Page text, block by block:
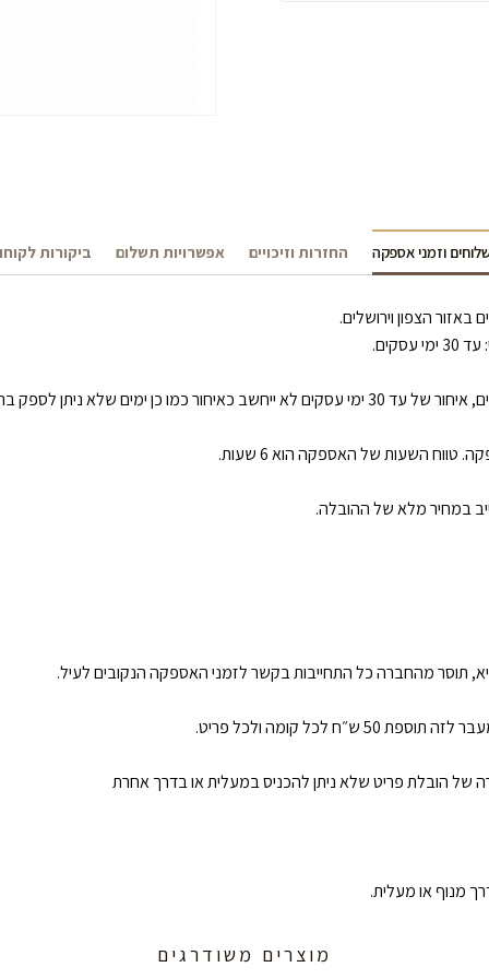
וזמני אספקה החזרות וזיכויים אפשרויות תשלום ביקורות
סגר/ מזג אוויר קיצוני/ שביתה).
השעות של האספקה הוא 6 שעות.
במחיר מלא של ההובלה.
תוסר מהחברה כל התחייבות בקשר לזמני האספקה הנקובים לעיל.
של הובלת פריט שלא ניתן להכניס במעלית או בדרך אחרת
מנוף או מעלית.
מוצרים משודרגים